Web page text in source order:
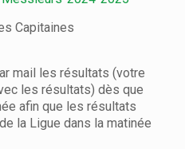
Capitaines
mail les résultats (votre
les résultats) dès que
afin que les résultats
la Ligue dans la matinée